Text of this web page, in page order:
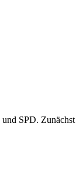
SPD. Zunächst